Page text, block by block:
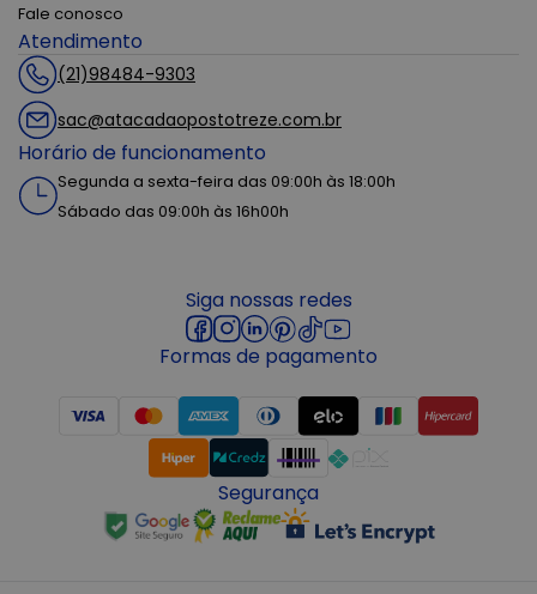
Fale conosco
Atendimento
(21)98484-9303
sac@atacadaopostotreze.com.br
Horário de funcionamento
Segunda a sexta-feira das 09:00h às 18:00h
Sábado das 09:00h às 16h00h
Siga nossas redes
Formas de pagamento
Segurança